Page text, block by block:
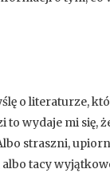
o literaturze,
to wydaje mi się,
straszni,
albo tacy